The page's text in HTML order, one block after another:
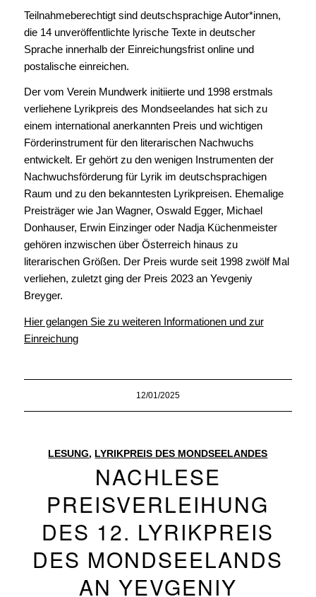
Teilnahmeberechtigt sind deutschsprachige Autor*innen,
die 14 unveröffentlichte lyrische Texte in deutscher
Sprache innerhalb der Einreichungsfrist online und
postalische einreichen.
Der vom Verein Mundwerk initiierte und 1998 erstmals
verliehene Lyrikpreis des Mondseelandes hat sich zu
einem international anerkannten Preis und wichtigen
Förderinstrument für den literarischen Nachwuchs
entwickelt. Er gehört zu den wenigen Instrumenten der
Nachwuchsförderung für Lyrik im deutschsprachigen
Raum und zu den bekanntesten Lyrikpreisen. Ehemalige
Preisträger wie Jan Wagner, Oswald Egger, Michael
Donhauser, Erwin Einzinger oder Nadja Küchenmeister
gehören inzwischen über Österreich hinaus zu
literarischen Größen. Der Preis wurde seit 1998 zwölf Mal
verliehen, zuletzt ging der Preis 2023 an Yevgeniy
Breyger.
Hier gelangen Sie zu weiteren Informationen und zur
Einreichung
12/01/2025
LESUNG, LYRIKPREIS DES MONDSEELANDES
NACHLESE
PREISVERLEIHUNG
DES 12. LYRIKPREIS
DES MONDSEELANDS
AN YEVGENIY